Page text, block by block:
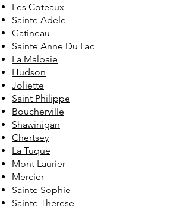
Les Coteaux
Sainte Adele
Gatineau
Sainte Anne Du Lac
La Malbaie
Hudson
Joliette
Saint Philippe
Boucherville
Shawinigan
Chertsey
La Tuque
Mont Laurier
Mercier
Sainte Sophie
Sainte Therese